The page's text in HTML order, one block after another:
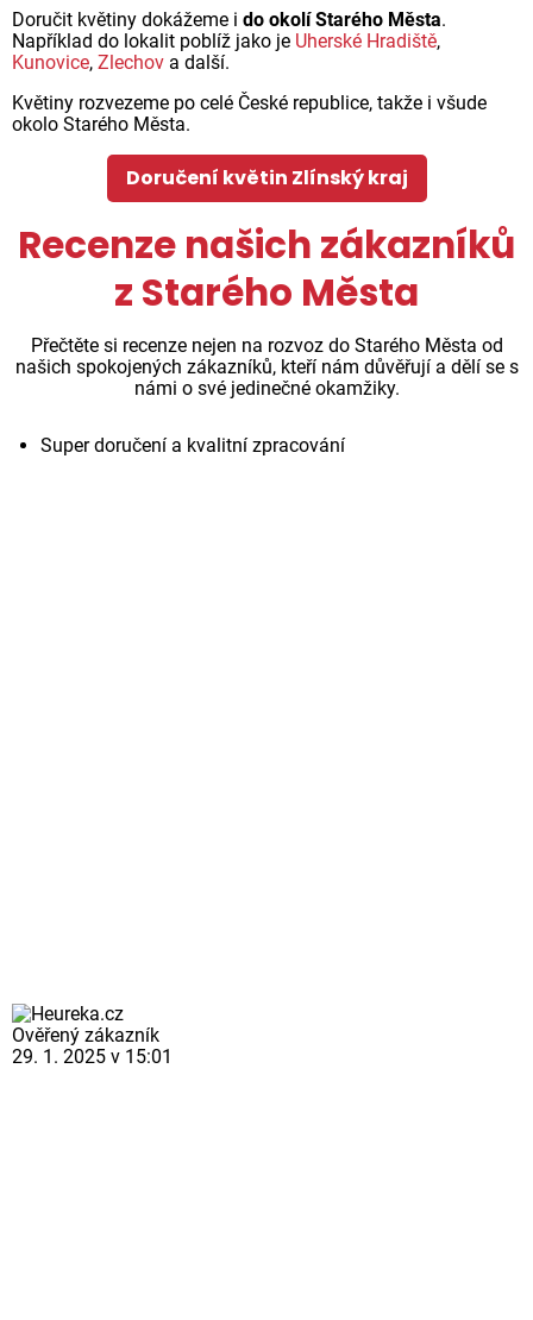
Doručit květiny dokážeme i do okolí Starého Města.
Například do lokalit poblíž jako je Uherské Hradiště,
Kunovice, Zlechov a další.
Květiny rozvezeme po celé České republice, takže i všude
okolo Starého Města.
Doručení květin Zlínský kraj
Recenze našich zákazníků
z Starého Města
Přečtěte si recenze nejen na rozvoz do Starého Města od
našich spokojených zákazníků, kteří nám důvěřují a dělí se s
námi o své jedinečné okamžiky.
Super doručení a kvalitní zpracování
Ověřený zákazník
29. 1. 2025 v 15:01